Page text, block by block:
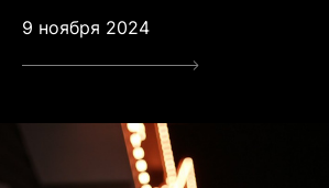
9 ноября 2024